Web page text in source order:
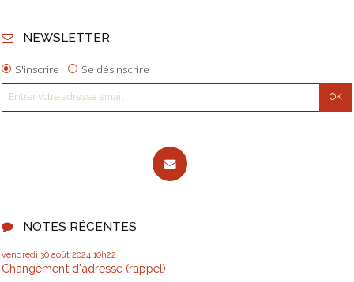
NEWSLETTER
S'inscrire Se désinscrire
NOTES RÉCENTES
vendredi 30 août 2024 10h22
Changement d'adresse (rappel)